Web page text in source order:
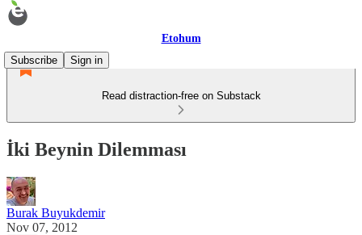
Etohum
Subscribe
Sign in
Read distraction-free on Substack
İki Beynin Dilemması
Burak Buyukdemir
Nov 07, 2012